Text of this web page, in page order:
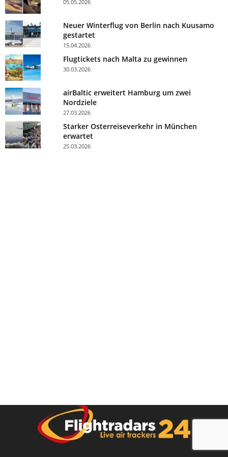
05.05.2026
Neuer Winterflug von Berlin nach Kuusamo
gestartet
15.04.2026
Flugtickets nach Malta zu gewinnen
30.03.2026
airBaltic erweitert Hamburg um zwei
Nordziele
27.03.2026
Starker Osterreiseverkehr in München
erwartet
25.03.2026